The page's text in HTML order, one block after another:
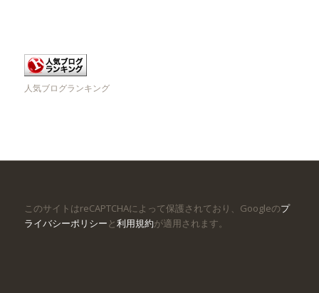
人気ブログランキング
このサイトはreCAPTCHAによって保護されており、Googleのプ
ライバシーポリシーと利用規約が適用されます。